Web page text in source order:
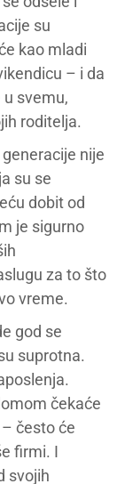
su
kao mladi
– i da
u svemu,
roditelja.
nije
su se
dobit od
je sigurno
za to što
vreme.
god se
suprotna.
čekaće
često će
firmi. I
svojih